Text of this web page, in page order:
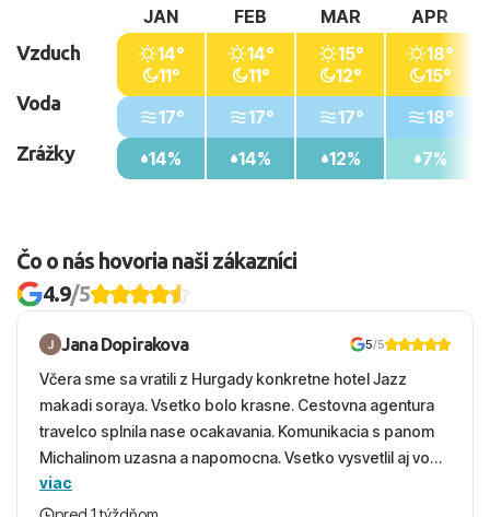
Vzduch
Voda
Zrážky
JAN
14°
11°
17°
14%
FEB
14°
11°
17°
14%
MAR
15°
12°
17°
12%
APR
18°
15°
18°
7%
Čo o nás hovoria naši zákazníci
4.9/5
Jana Dopirakova 5/5
Včera sme sa vratili z Hurgady konkretne hotel Jazz
makadi soraya. Vsetko bolo krasne. Cestovna agentura
travelco splnila nase ocakavania. Komunikacia s panom
Michalinom uzasna a napomocna. Vsetko vysvetlil aj vo
vecernych hodinach zaco sa ospravedlnujem. Hotel
krasny, cisty. Sluzby top. Strava, prostredie, more,
viac